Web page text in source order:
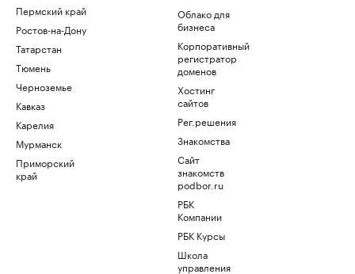
Пермский край
Ростов-на-Дону
Татарстан
Тюмень
Черноземье
Кавказ
Карелия
Мурманск
Приморский
край
Облако для
бизнеса
Корпоративный
регистратор
доменов
Хостинг
сайтов
Рег.решения
Знакомства
Сайт
знакомств
podbor.ru
РБК
Компании
РБК Курсы
Школа
управления